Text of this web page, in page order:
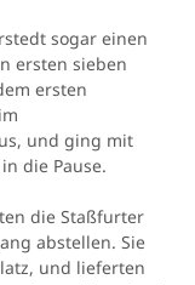
sogar einen
ersten sieben
ersten
und ging mit
die Pause.
die Staßfurter
abstellen. Sie
und lieferten